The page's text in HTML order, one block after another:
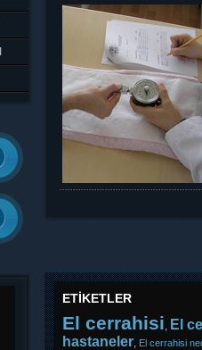
ETİKETLER
El cerrahisi, El
hastaneler, El cerrahisi